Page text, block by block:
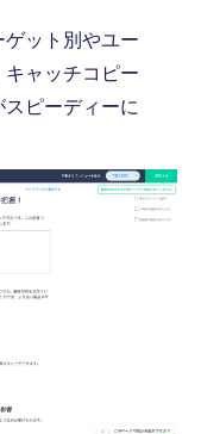
ット別やユー
ャッチコピー
ピーディーに